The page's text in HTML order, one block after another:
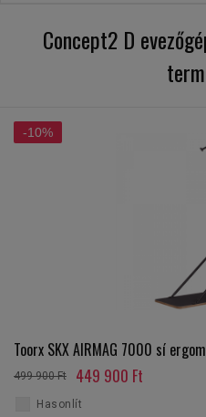
Concept2 D
-10%
Toorx SKX AIRMAG 7000 sí
499 900 Ft 449 900 Ft
Hasonlít